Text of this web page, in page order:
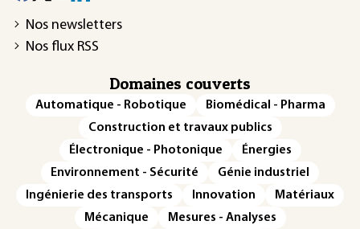
Nos newsletters
Nos flux RSS
Domaines couverts
Automatique - Robotique
Biomédical - Pharma
Construction et travaux publics
Électronique - Photonique
Énergies
Environnement - Sécurité
Génie industriel
Ingénierie des transports
Innovation
Matériaux
Mécanique
Mesures - Analyses